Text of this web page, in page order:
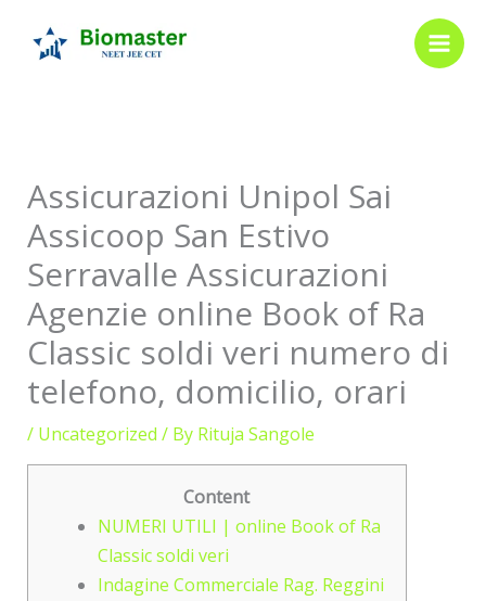
Assicurazioni Unipol Sai
Assicoop San Estivo
Serravalle Assicurazioni
Agenzie online Book of Ra
Classic soldi veri numero di
telefono, domicilio, orari
/ Uncategorized / By Rituja Sangole
Content
NUMERI UTILI | online Book of Ra
Classic soldi veri
Indagine Commerciale Rag. Reggini